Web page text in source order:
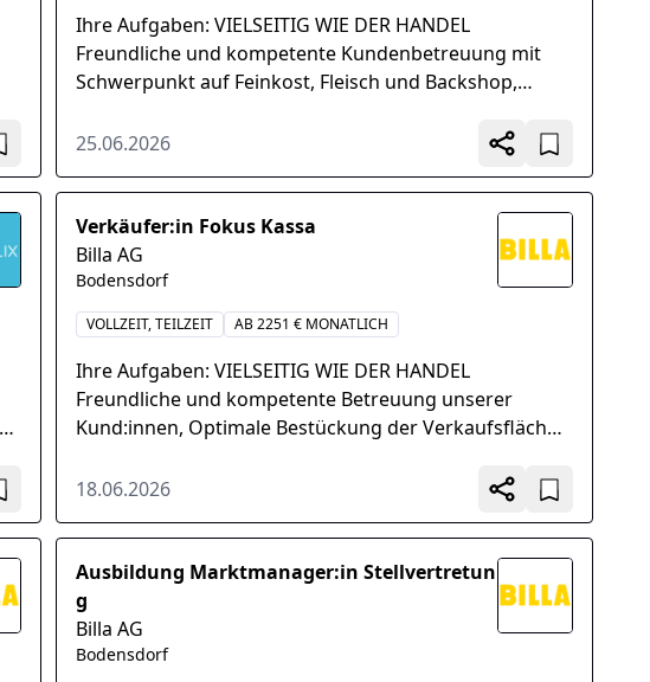
Ihre Aufgaben: VIELSEITIG WIE DER HANDEL
Freundliche und kompetente Kundenbetreuung mit
Schwerpunkt auf Feinkost, Fleisch und Backshop,
Ansprechende Präsentation...
25.06.2026
Verkäufer:in Fokus Kassa
Billa AG
Bodensdorf
VOLLZEIT, TEILZEIT AB 2251 € MONATLICH
Ihre Aufgaben: VIELSEITIG WIE DER HANDEL
Freundliche und kompetente Betreuung unserer
Kund:innen, Optimale Bestückung der Verkaufsflächen
der aktuell...
18.06.2026
Ausbildung Marktmanager:in Stellvertretun
g
Billa AG
Bodensdorf